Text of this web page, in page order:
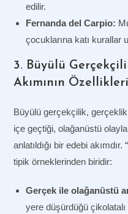
edilir.
Fernanda del Carpio:
çocuklarına katı kurallar
3. Büyülü
Akımının Özellikleri
Büyülü gerçekçilik,
içe geçtiği, olağanüstü
anlatıldığı bir edebi akımdır.
tipik örneklerinden biridir:
Gerçek ile olağanüstü
yere düşürdüğü